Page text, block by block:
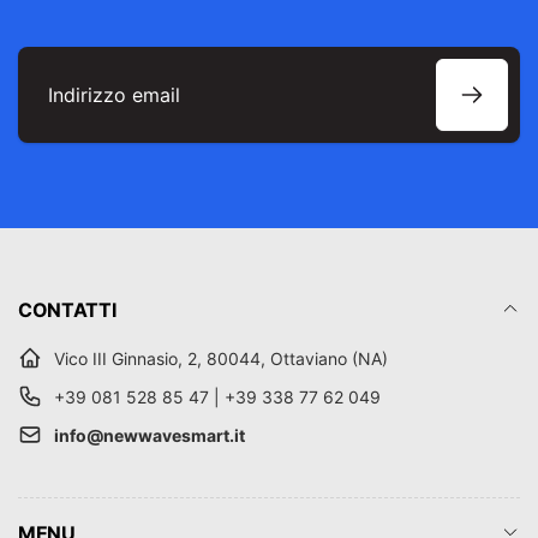
Indirizzo
CONTATTI
Vico III Ginnasio, 2, 80044, Ottaviano (NA)
+39 081 528 85 47 | +39 338 77 62 049
info@newwavesmart.it